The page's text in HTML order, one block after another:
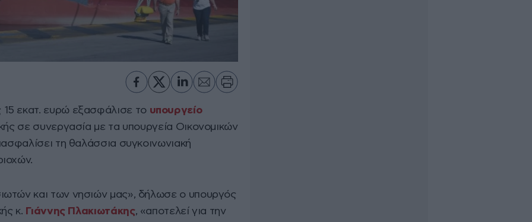
15 εκατ. ευρώ εξασφάλισε το υπουργείο
σε συνεργασία με τα υπουργεία Οικονομικών
τη θαλάσσια συγκοινωνιακή
και των νησιών μας», δήλωσε ο υπουργός
κ. Γιάννης Πλακιωτάκης, «αποτελεί για την